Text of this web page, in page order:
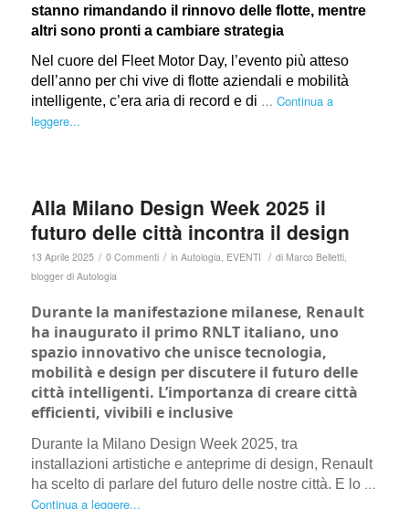
stanno rimandando il rinnovo delle flotte, mentre
altri sono pronti a cambiare strategia
Nel cuore del Fleet Motor Day, l’evento più atteso
dell’anno per chi vive di flotte aziendali e mobilità
intelligente, c’era aria di record e di … Continua a
leggere...
Alla Milano Design Week 2025 il
futuro delle città incontra il design
13 Aprile 2025 / 0 Commenti / in Autologia, EVENTI / di Marco Belletti,
blogger di Autologia
Durante la manifestazione milanese, Renault
ha inaugurato il primo RNLT italiano, uno
spazio innovativo che unisce tecnologia,
mobilità e design per discutere il futuro delle
città intelligenti. L’importanza di creare città
efficienti, vivibili e inclusive
Durante la Milano Design Week 2025, tra
installazioni artistiche e anteprime di design, Renault
ha scelto di parlare del futuro delle nostre città. E lo …
Continua a leggere...